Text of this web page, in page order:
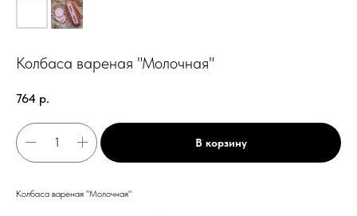
Колбаса вареная "Молочная"
764 р.
В корзину
Колбаса вареная "Молочная"